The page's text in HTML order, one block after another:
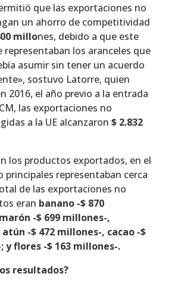
que las exportaciones no
un ahorro de competitividad
millones, debido a que este
representaban los aranceles que
asumir sin tener un acuerdo
sostuvo Latorre, quien
2016, el año previo a la entrada
las exportaciones no
a la UE alcanzaron $ 2.832
los productos exportados, en el
principales representaban cerca
de las exportaciones no
eran banano -$ 870
-$ 699 millones-,
-$ 472 millones-, cacao -$
y flores -$ 163 millones-.
resultados?